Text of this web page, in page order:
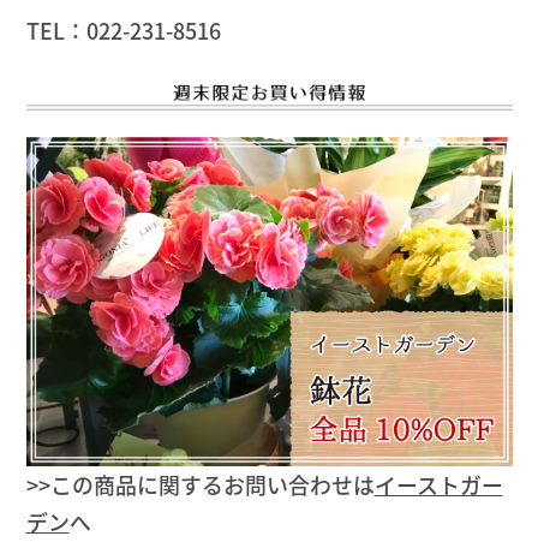
TEL：022-231-8516
>>この商品に関するお問い合わせはイーストガー
デンへ